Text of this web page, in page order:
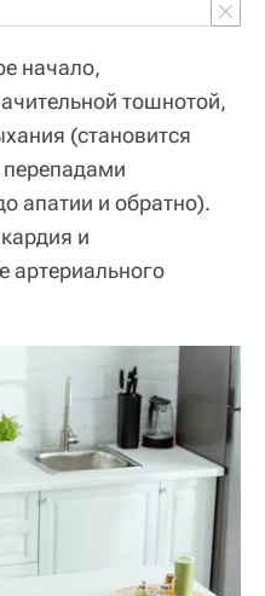
начало,
тошнотой,
(становится
апатии и обратно).
и
артериального